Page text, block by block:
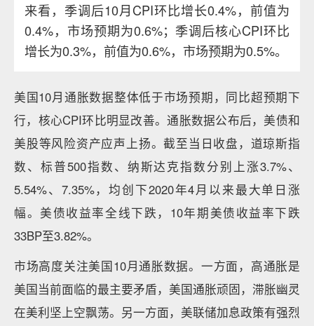
来看，季调后10月CPI环比增长0.4%，前值为
0.4%，市场预期为0.6%；季调后核心CPI环比
增长为0.3%，前值为0.6%，市场预期为0.5%。
美国10月通胀数据整体低于市场预期，同比超预期下
行，核心CPI环比明显改善。通胀数据公布后，美债和
美股等风险资产应声上扬。截至当日收盘，道琼斯指
数、标普500指数、纳斯达克指数分别上涨3.7%、
5.54%、7.35%，均创下2020年4月以来最大单日涨
幅。美债收益率全线下跌，10年期美债收益率下跌
33BP至3.82%。
市场高度关注美国10月通胀数据。一方面，高通胀是
美国当前面临的最主要矛盾，美国通胀顽固，滞胀幽灵
在美利坚上空飘荡。另一方面，美联储加息政策有强烈